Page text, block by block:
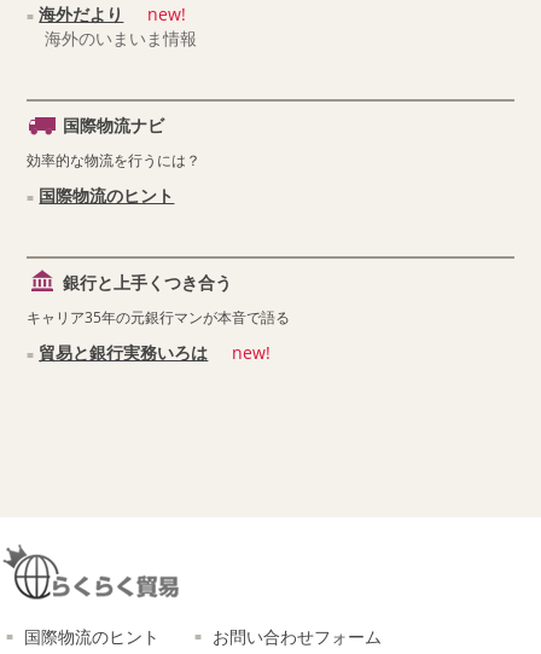
海外だより
new!
海外のいまいま情報
国際物流ナビ
効率的な物流を行うには？
国際物流のヒント
銀行と上手くつき合う
キャリア35年の元銀行マンが本音で語る
貿易と銀行実務いろは new!
国際物流のヒント お問い合わせフォーム